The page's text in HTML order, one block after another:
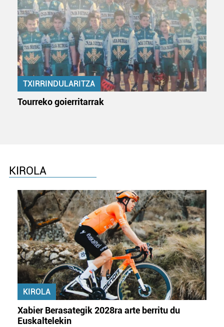
zerbitzuak hobetzeko asmoz, cookie teknologiaz
baliatzen gara. Ohar hau onartuz gero, teknologia hori
erabiltzeko baimen esplizitua ematen diguzu.Gehiago
irakurri
TXIRRINDULARITZA
Tourreko goierritarrak
KIROLA
KIROLA
Xabier Berasategik 2028ra arte berritu du
Euskaltelekin